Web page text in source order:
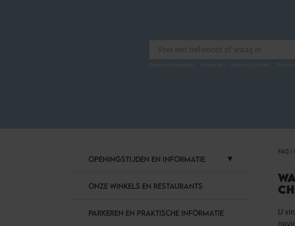
OPENINGSTIJDEN EN INFORMATIE
ONZE WINKELS EN RESTAURANTS
PARKEREN EN PRAKTISCHE INFORMATIE
FAQ /
U